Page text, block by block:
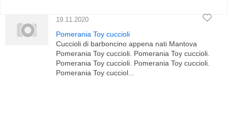
19.11.2020
Pomerania Toy cuccioli
Cuccioli di barboncino appena nati Mantova
Pomerania Toy cuccioli. Pomerania Toy cuccioli.
Pomerania Toy cuccioli. Pomerania Toy cuccioli.
Pomerania Toy cucciol...